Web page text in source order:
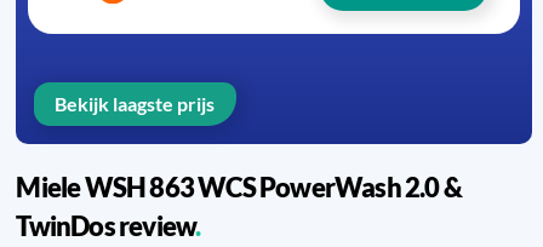
Miele WSH 863 WCS PowerWash 2.0 &
TwinDos review
Bekijk laagste prijs